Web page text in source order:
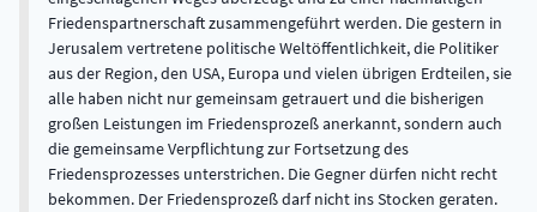
Friedenspartnerschaft zusammengeführt werden. Die gestern in
Jerusalem vertretene politische Weltöffentlichkeit, die Politiker
aus der Region, den USA, Europa und vielen übrigen Erdteilen, sie
alle haben nicht nur gemeinsam getrauert und die bisherigen
großen Leistungen im Friedensprozeß anerkannt, sondern auch
die gemeinsame Verpflichtung zur Fortsetzung des
Friedensprozesses unterstrichen. Die Gegner dürfen nicht recht
bekommen. Der Friedensprozeß darf nicht ins Stocken geraten.